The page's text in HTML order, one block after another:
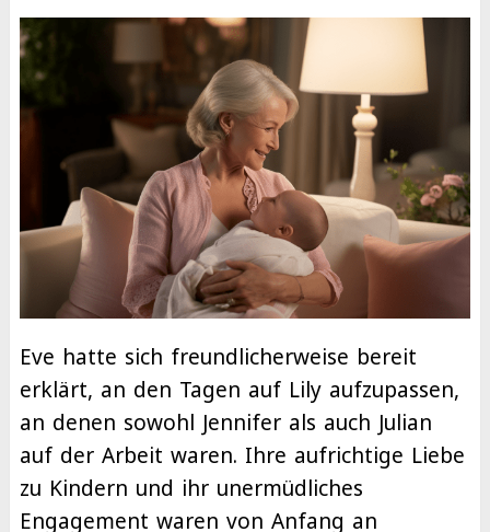
Eve hatte sich freundlicherweise bereit
erklärt, an den Tagen auf Lily aufzupassen,
an denen sowohl Jennifer als auch Julian
auf der Arbeit waren. Ihre aufrichtige Liebe
zu Kindern und ihr unermüdliches
Engagement waren von Anfang an